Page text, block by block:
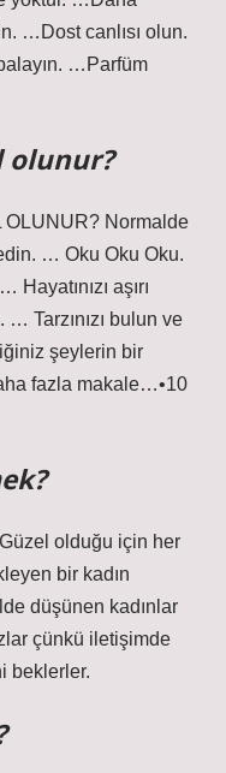
…Dost canlısı olun.
…Parfüm
olunur?
OLUNUR? Normalde
… Oku Oku Oku.
aşırı
Tarzınızı bulun ve
şeylerin bir
fazla makale…•10
olduğu için her
bir kadın
düşünen kadınlar
çünkü iletişimde
beklerler.